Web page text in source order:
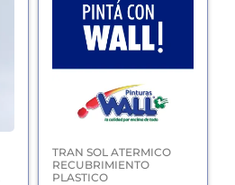
TRAN SOL ATERMICO
RECUBRIMIENTO
PLASTICO